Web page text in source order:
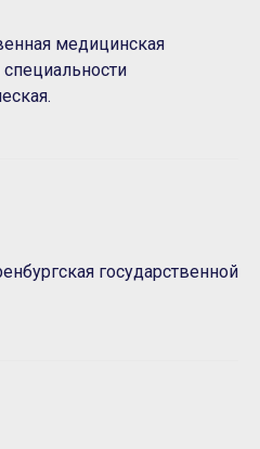
медицинская
государственной